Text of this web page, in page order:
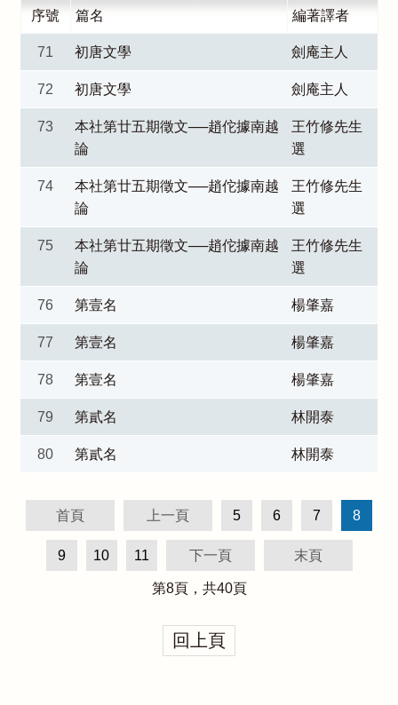
序號 篇名 編著譯者
71 初唐文學 劍庵主人
72 初唐文學 劍庵主人
73
本社第廿五期徵文──趙佗據南越
論
王竹修先生
選
74
本社第廿五期徵文──趙佗據南越
論
王竹修先生
選
75
本社第廿五期徵文──趙佗據南越
論
王竹修先生
選
76 第壹名 楊肇嘉
77 第壹名 楊肇嘉
78 第壹名 楊肇嘉
79 第貳名 林開泰
80 第貳名 林開泰
首頁 上一頁 5 6 7 8
9 10 11 下一頁 末頁
第8頁，共40頁
回上頁